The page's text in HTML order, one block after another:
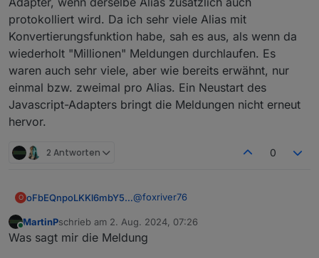
protokolliert wird. Da ich sehr viele Alias mit
Konvertierungsfunktion habe, sah es aus, als wenn da
wiederholt "Millionen" Meldungen durchlaufen. Es
waren auch sehr viele, aber wie bereits erwähnt, nur
einmal bzw. zweimal pro Alias. Ein Neustart des
Javascript-Adapters bringt die Meldungen nicht erneut
hervor.
2 Antworten 0
O oFbEQnpoLKKl6mbY5e13@foxriver76
Meine Einschätzung ist, dass für
jeden Alias mit Konvertierungsfunktion
MartinPschrieb am 2. Aug. 2024, 07:26
zuletzt editiert von
Was sagt mir die Meldung